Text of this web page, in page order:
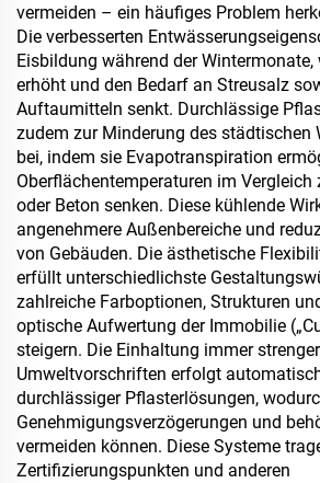
vermeiden – ein häufiges Problem
Die verbesserten
Eisbildung während der
erhöht und den Bedarf an Streusalz
Auftaumitteln senkt. Durchlässige
zudem zur Minderung des städtischen
bei, indem sie Evapotranspiration
Oberflächentemperaturen im
oder Beton senken. Diese kühlende
angenehmere Außenbereiche und
von Gebäuden. Die ästhetische
erfüllt unterschiedlichste
zahlreiche Farboptionen, Strukturen
optische Aufwertung der Immobilie
steigern. Die Einhaltung immer
Umweltvorschriften erfolgt
durchlässiger Pflasterlösungen,
Genehmigungsverzögerungen und
vermeiden können. Diese Systeme
Zertifizierungspunkten und anderen